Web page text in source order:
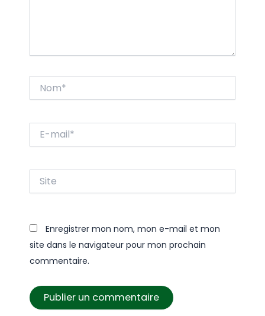
mail*
Enregistrer mon nom, mon e-mail et mon
site dans le navigateur pour mon prochain
commentaire.